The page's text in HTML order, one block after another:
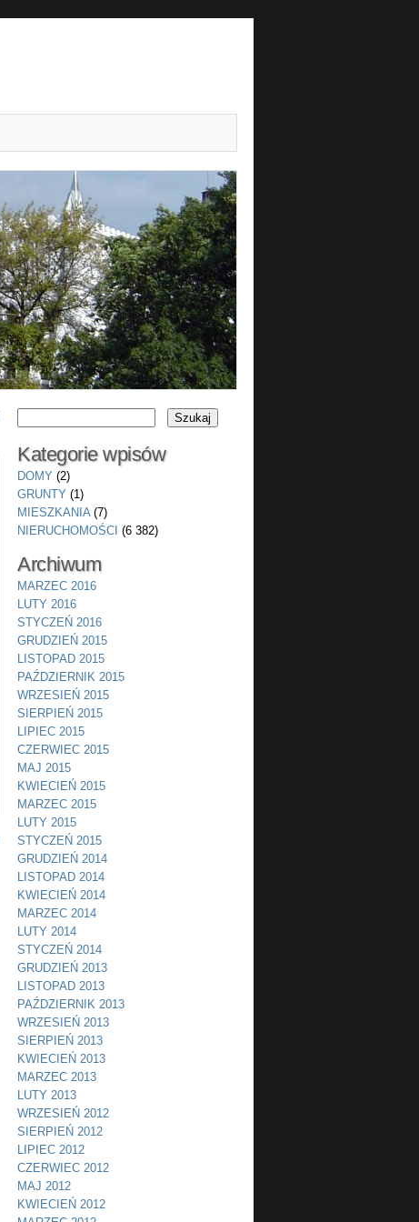
Kategorie wpisów
DOMY (2)
GRUNTY (1)
MIESZKANIA(7)
NIERUCHOMOŚCI (6 382)
Archiwum
MARZEC 2016
LUTY 2016
STYCZEŃ 2016
GRUDZIEŃ 2015
LISTOPAD 2015
PAŹDZIERNIK 2015
WRZESIEŃ 2015
SIERPIEŃ 2015
LIPIEC 2015
CZERWIEC 2015
MAJ 2015
KWIECIEŃ 2015
MARZEC 2015
LUTY 2015
STYCZEŃ 2015
GRUDZIEŃ 2014
LISTOPAD 2014
KWIECIEŃ 2014
MARZEC 2014
LUTY 2014
STYCZEŃ 2014
GRUDZIEŃ 2013
LISTOPAD 2013
PAŹDZIERNIK 2013
WRZESIEŃ 2013
SIERPIEŃ 2013
KWIECIEŃ 2013
MARZEC 2013
LUTY 2013
WRZESIEŃ 2012
SIERPIEŃ 2012
LIPIEC 2012
CZERWIEC 2012
MAJ 2012
KWIECIEŃ 2012